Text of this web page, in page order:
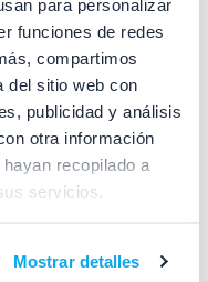
para personalizar
funciones de redes
compartimos
del sitio web con
publicidad y análisis
otra información
recopilado a
servicios.
Mostrar detalles
has occurred (see the
information).